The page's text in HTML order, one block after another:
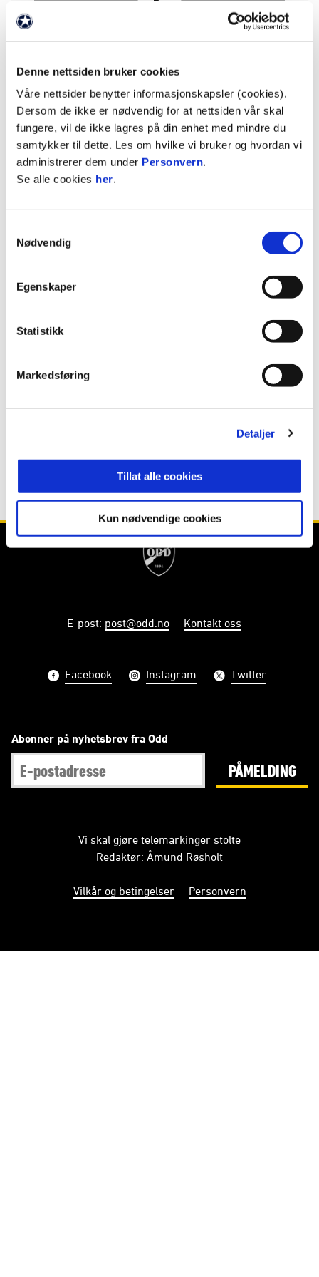
Denne nettsiden bruker cookies
Våre nettsider benytter informasjonskapsler (cookies).
Dersom de ikke er nødvendig for at nettsiden vår skal
fungere, vil de ikke lagres på din enhet med mindre du
samtykker til dette. Les om hvilke vi bruker og hvordan vi
administrerer dem under Personvern.
Se alle cookies her.
Nødvendig
Egenskaper
Statistikk
Markedsføring
Detaljer
Tillat alle cookies
Kun nødvendige cookies
Godta informasjonskapsler for å se video
Odds Nyhetsbrev
E-post: post@odd.no Kontakt oss
Facebook Instagram Twitter
Abonner på nyhetsbrev fra Odd
PÅMELDING
Vi skal gjøre telemarkinger stolte
Redaktør: Åmund Røsholt
Vilkår og betingelser Personvern